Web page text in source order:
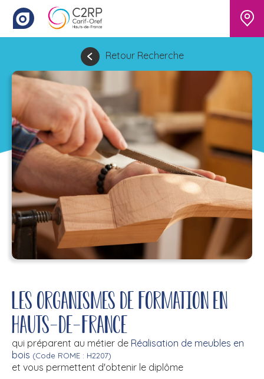
Retour Recherche
Les organismes de formation en
Hauts-de-France
qui préparent au métier de Réalisation de meubles en
bois (Code ROME : H2207)
et vous permettent d'obtenir le diplôme